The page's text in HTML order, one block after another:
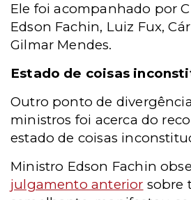
Ele foi acompanhado por
Edson Fachin, Luiz Fux,
Gilmar Mendes.
Estado de coisas
Outro ponto de
ministros foi acerca do
estado de coisas
Ministro Edson Fachin
julgamento anterior sobre